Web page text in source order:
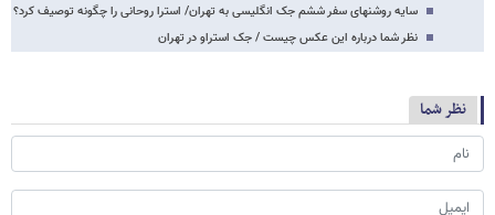
سایه روشن​های سفر ششم جک انگلیسی به تهران/ استرا روحانی را چگونه توصیف کرد؟
نظر شما درباره این عکس چیست / جک استراو در تهران
نظر شما